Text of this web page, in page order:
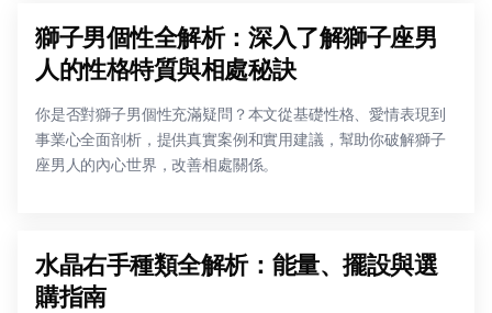
獅子男個性全解析：深入了解獅子座男
人的性格特質與相處秘訣
你是否對獅子男個性充滿疑問？本文從基礎性格、愛情表現到
事業心全面剖析，提供真實案例和實用建議，幫助你破解獅子
座男人的內心世界，改善相處關係。
水晶右手種類全解析：能量、擺設與選
購指南